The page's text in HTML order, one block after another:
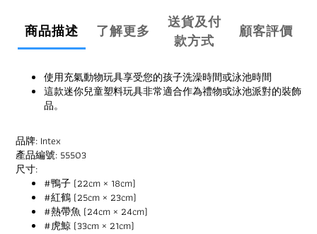
商品描述 了解更多
送貨及付
款方式
顧客評價
使用充氣動物玩具享受您的孩子洗澡時間或泳池時間
這款迷你兒童塑料玩具非常適合作為禮物或泳池派對的裝飾
品。
品牌: Intex
產品編號: 55503
尺寸:
#鴨子 (22cm × 18cm)
#紅鶴 (25cm × 23cm)
#熱帶魚 (24cm × 24cm)
#虎鯨 (33cm × 21cm)